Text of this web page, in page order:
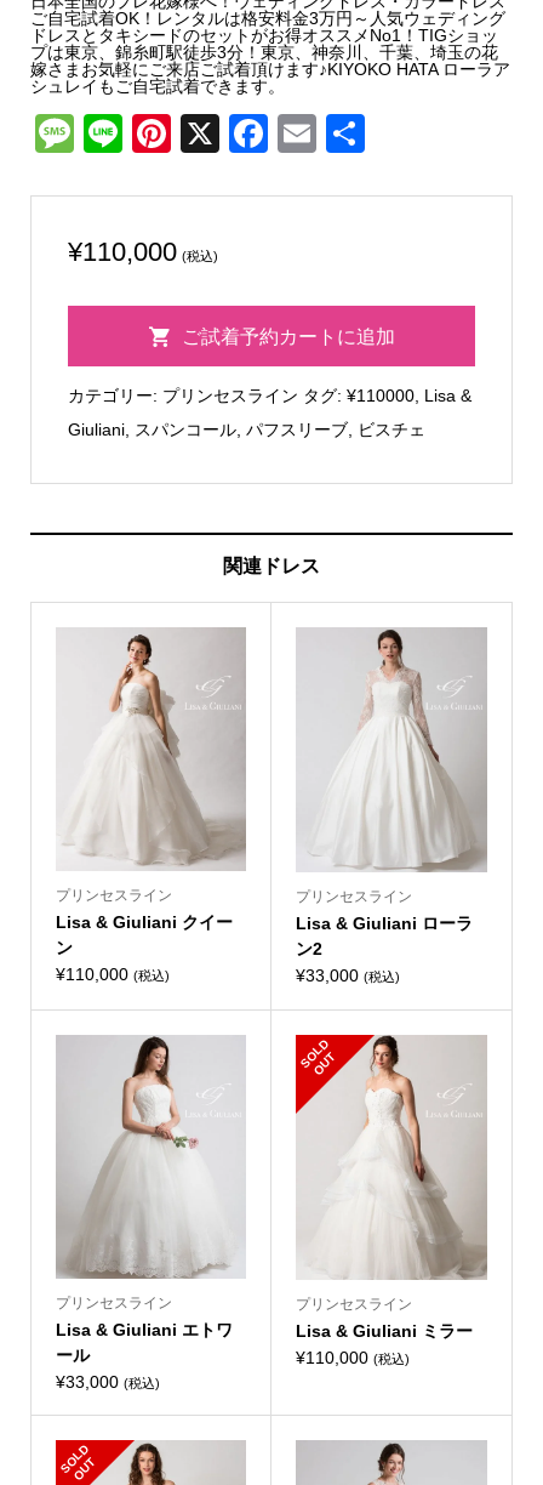
ご自宅試着OK！レンタルは格安料金3万円～人気ウェディング
ドレスとタキシードのセットがお得オススメNo1！TIGショッ
プは東京、錦糸町駅徒歩3分！東京、神奈川、千葉、埼玉の花
嫁さまお気軽にご来店ご試着頂けます♪KIYOKO HATA ローラア
シュレイもご自宅試着できます。
Message
LinePinterest
X Facebook
Email
¥110,000 (税込)
Giuliani
ベ
ご試着予約カートに追加
カテゴリー: プリンセスライン タグ: ¥110000, Lisa &
Giuliani, スパンコール, パフスリーブ, ビスチェ
関連ドレス
プリンセスライン
Lisa & Giuliani クイー
ン
¥110,000 (税込)
プリンセスライン
Lisa & Giuliani ローラ
ン2
¥33,000 (税込)
プリンセスライン
Lisa & Giuliani エトワ
ール
¥33,000 (税込)
S
O
L
D
O
U
T
プリンセスライン
Lisa & Giuliani ミラー
¥110,000 (税込)
S
O
L
D
O
U
T